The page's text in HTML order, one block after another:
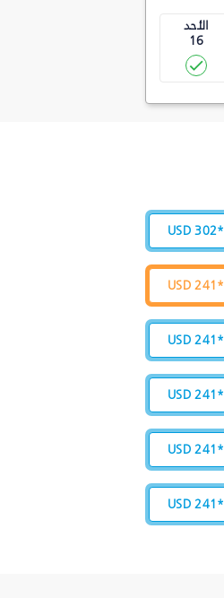
الأحد
16
USD 302*
USD 241*
USD 241*
USD 241*
USD 241*
USD 241*